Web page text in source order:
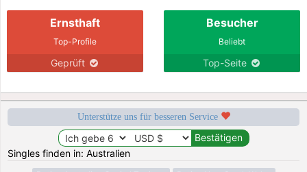
Ernsthaft
Top-Profile
Geprüft
Besucher
Beliebt
Top-Seite
Unterstütze uns für besseren Service
Singles finden in: Australien